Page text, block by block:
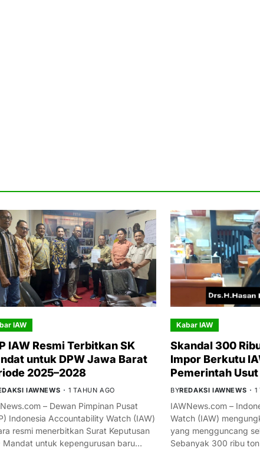
IAW
IAW Resmi Terbitkan SK
untuk DPW Jawa Barat
2025–2028
IAWNEWS 1 TAHUN AGO
– Dewan Pimpinan Pusat
Indonesia Accountability Watch (IAW)
resmi menerbitkan Surat Keputusan
Mandat untuk kepengurusan baru…
Kabar IAW
Skandal 300
Impor Berkutu
Pemerintah
BYREDAKSI IAWNEWS 1
IAWNews.com –
Watch (IAW)
yang mengguncang
Sebanyak 300 ribu